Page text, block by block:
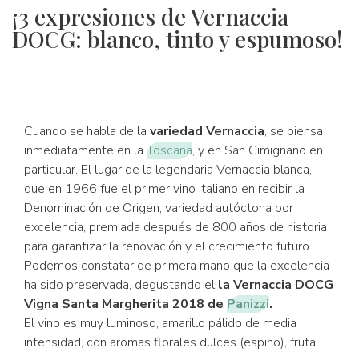
¡3 expresiones de Vernaccia
DOCG: blanco, tinto y espumoso!
Cuando se habla de la variedad Vernaccia, se piensa
inmediatamente en laToscana, y en San Gimignano en
particular. El lugar de la legendaria Vernaccia blanca,
que en 1966 fue el primer vino italiano en recibir la
Denominación de Origen, variedad autóctona por
excelencia, premiada después de 800 años de historia
para garantizar la renovación y el crecimiento futuro.
Podemos constatar de primera mano que la excelencia
ha sido preservada, degustando ella Vernaccia DOCG
Vigna Santa Margherita 2018 de Panizzi.
El vino es muy luminoso, amarillo pálido de media
intensidad, con aromas florales dulces (espino), fruta